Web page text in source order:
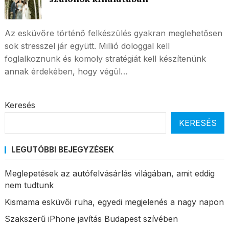
Az esküvőre történő felkészülés gyakran meglehetősen
sok stresszel jár együtt. Millió dologgal kell
foglalkoznunk és komoly stratégiát kell készítenünk
annak érdekében, hogy végül…
Keresés
KERESÉS
LEGUTÓBBI BEJEGYZÉSEK
Meglepetések az autófelvásárlás világában, amit eddig
nem tudtunk
Kismama esküvői ruha, egyedi megjelenés a nagy napon
Szakszerű iPhone javítás Budapest szívében